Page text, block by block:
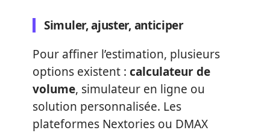
Simuler, ajuster, anticiper
Pour affiner l’estimation, plusieurs
options existent : calculateur de
volume, simulateur en ligne ou
solution personnalisée. Les
plateformes Nextories ou DMAX